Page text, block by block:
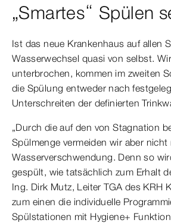
„Smartes“ Spülen
Ist das neue Krankenhaus auf allen
Wasserwechsel quasi von selbst.
unterbrochen, kommen im zweiten
die Spülung entweder nach
Unterschreiten der definierten
„Durch die auf den von Stagnation
Spülmenge vermeiden wir aber
Wasserverschwendung. Denn so
gespült, wie tatsächlich zum Erhalt
Ing. Dirk Mutz, Leiter TGA des KRH
zum einen die individuelle
Spülstationen mit Hygiene+